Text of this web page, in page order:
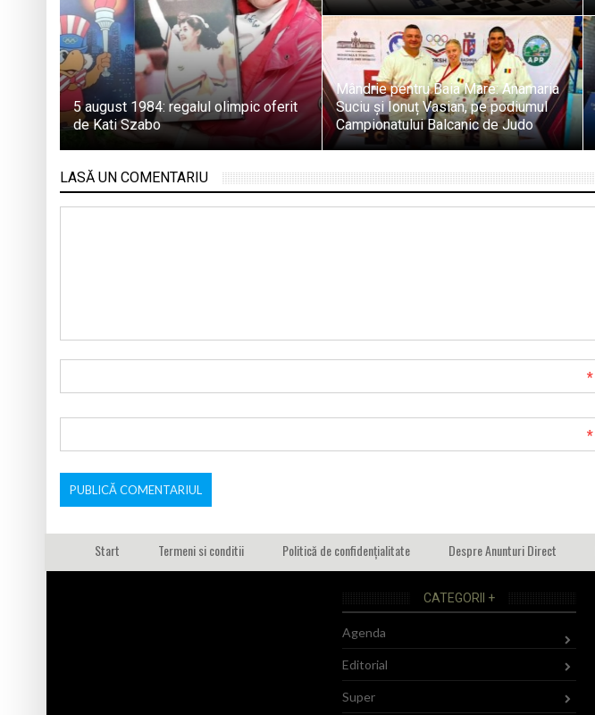
5 august 1984: regalul olimpic oferit
de Kati Szabo
Mândrie pentru Baia Mare: Anamaria
Suciu și Ionuț Vasian, pe podiumul
Campionatului Balcanic de Judo
LASĂ UN COMENTARIU
*
*
Start Termeni si conditii Politică de confidențialitate Despre Anunturi Direct
CATEGORII +
Agenda
Editorial
Super